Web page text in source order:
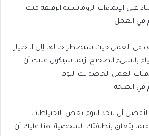
الإيماءات الرومانسية الرقيقة منك.
في العمل
في العمل حيث ستضطر خلالها إلى الاختيار
بالشيء الصحيح. رُبما سيكون عليك أن
العمل الخاصة بك اليوم.
في الصحة
أن تتخذ اليوم بعض الاحتياطات
فيما يتعلق بنظافتك الشخصية، هنا عليك أن